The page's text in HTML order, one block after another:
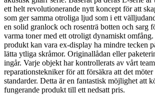
ett helt revolutionerande nytt koncept för att
som ger samma otroliga ljud som i ett
en solid granlock och rosenträ botten och sarg
varma toner med ett otroligt dynamiskt
produkt kan vara ex-display ha mindre tecken
lätta ytliga skråmor. Originallådan eller
ingår. Varje objekt har kontrollerats av vårt
reparationstekniker för att försäkra att det möter
standarder. Detta är en fantastisk möjlighet att
fungerande produkt till ett nedsatt pris.